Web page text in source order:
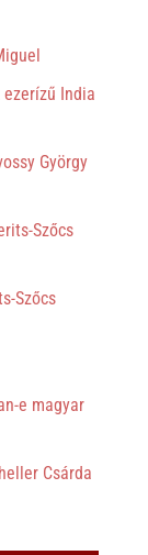
ezerízű India
György
Szőcs
Szőcs
e magyar
Csárda